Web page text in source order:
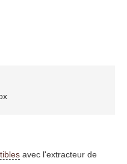
avec l'extracteur de